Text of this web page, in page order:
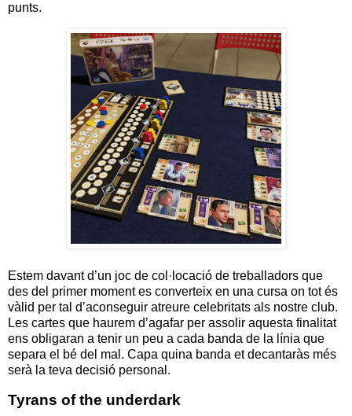
punts.
Estem davant d’un joc de col·locació de treballadors que
des del primer moment es converteix en una cursa on tot és
vàlid per tal d’aconseguir atreure celebritats als nostre club.
Les cartes que haurem d’agafar per assolir aquesta finalitat
ens obligaran a tenir un peu a cada banda de la línia que
separa el bé del mal. Capa quina banda et decantaràs més
serà la teva decisió personal.
Tyrans of the underdark